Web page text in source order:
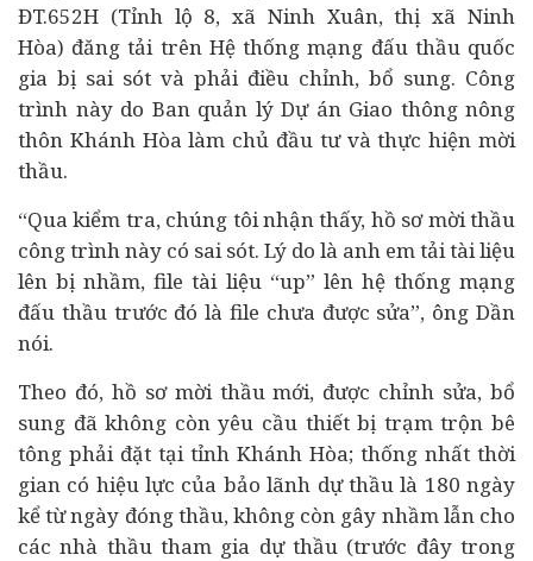
ĐT.652H (Tỉnh lộ 8, xã Ninh Xuân, thị xã Ninh
Hòa) đăng tải trên Hệ thống mạng đấu thầu quốc
gia bị sai sót và phải điều chỉnh, bổ sung. Công
trình này do Ban quản lý Dự án Giao thông nông
thôn Khánh Hòa làm chủ đầu tưvà thực hiện mời
thầu.
“Qua kiểm tra, chúng tôi nhận thấy, hồ sơ mời thầu
công trình này có sai sót. Lý do là anh em tải tài liệu
lên bị nhầm, file tài liệu “up” lên hệ thống mạng
đấu thầu trước đó là file chưa được sửa”, ông Dần
nói.
Theo đó, hồ sơ mời thầu mới, được chỉnh sửa, bổ
sung đã không còn yêu cầu thiết bị trạm trộn bê
tông phải đặt tại tỉnh Khánh Hòa; thống nhất thời
gian có hiệu lực của bảo lãnh dự thầu là 180 ngày
kể từ ngày đóng thầu, không còn gây nhầm lẫn cho
cácnhà thầutham gia dự thầu (trước đây trong